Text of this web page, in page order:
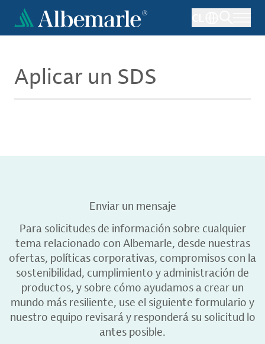
Pasar
contenido
Aplicar un SDS
Enviar un mensaje
Para solicitudes de información sobre cualquier
tema relacionado con Albemarle, desde nuestras
ofertas, políticas corporativas, compromisos con la
sostenibilidad, cumplimiento y administración de
productos, y sobre cómo ayudamos a crear un
mundo más resiliente, use el siguiente formulario y
nuestro equipo revisará y responderá su solicitud lo
antes posible.